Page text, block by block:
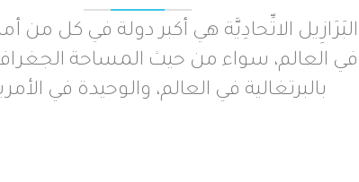
الاتِّحادِيَّة هي أكبر دولة في كل من
العالم، سواء من حيث المساحة
بالبرتغالية في العالم، والوحيدة في